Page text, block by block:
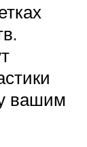
вашим